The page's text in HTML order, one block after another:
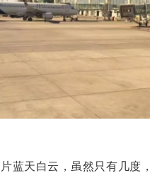
蓝天白云，虽然只有几度